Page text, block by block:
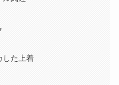
した上着